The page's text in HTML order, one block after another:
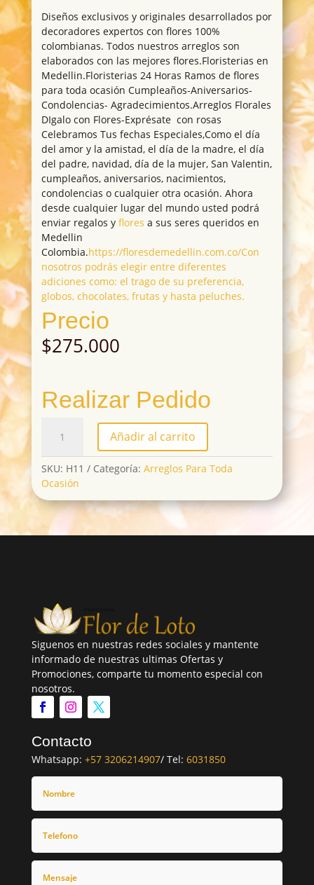
Diseños exclusivos y originales desarrollados por
decoradores expertos con flores 100%
colombianas. Todos nuestros arreglos son
elaborados con las mejores flores.Floristerias en
Medellin.Floristerias 24 Horas Ramos de flores
para toda ocasión Cumpleaños-Aniversarios-
Condolencias- Agradecimientos.Arreglos Florales
DIgalo con Flores-Exprésate con rosas
Celebramos Tus fechas Especiales,Como el día
del amor y la amistad, el día de la madre, el día
del padre, navidad, día de la mujer, San Valentin,
cumpleaños, aniversarios, nacimientos,
condolencias o cualquier otra ocasión. Ahora
desde cualquier lugar del mundo usted podrá
enviar regalos y flores a sus seres queridos en
Medellin
Colombia.https://floresdemedellin.com.co/Con
nosotros podrás elegir entre diferentes
adiciones como: el trago de su preferencia,
globos, chocolates, frutas y hasta peluches.
Precio
$275.000
Realizar Pedido
cantidad
Añadir al carrito
SKU: H11 Categoría: Arreglos Para Toda
Ocasión
Siguenos en nuestras redes sociales y mantente
informado de nuestras ultimas Ofertas y
Promociones, comparte tu momento especial con
nosotros.
Contacto
Whatsapp: +57 3206214907/ Tel: 6031850